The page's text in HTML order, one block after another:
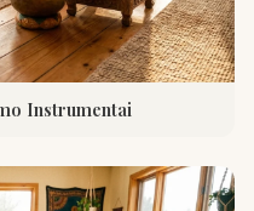
Instrumentai